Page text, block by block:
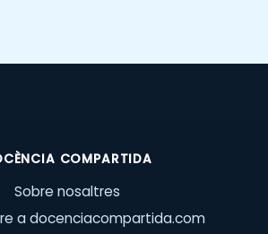
COMPARTIDA
Sobre nosaltres
a docenciacompartida.com